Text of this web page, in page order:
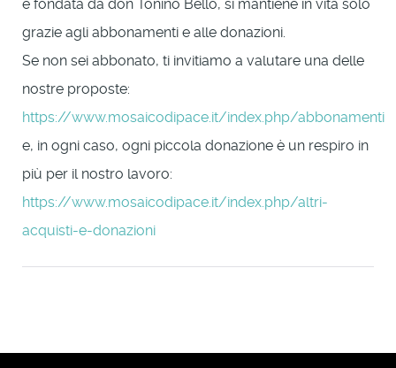
e fondata da don Tonino Bello, si mantiene in vita solo
grazie agli abbonamenti e alle donazioni.
Se non sei abbonato, ti invitiamo a valutare una delle
nostre proposte:
https://www.mosaicodipace.it/index.php/abbonamenti
e, in ogni caso, ogni piccola donazione è un respiro in
più per il nostro lavoro:
https://www.mosaicodipace.it/index.php/altri-
acquisti-e-donazioni